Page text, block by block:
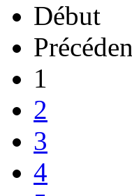
Début
1
2
3
4